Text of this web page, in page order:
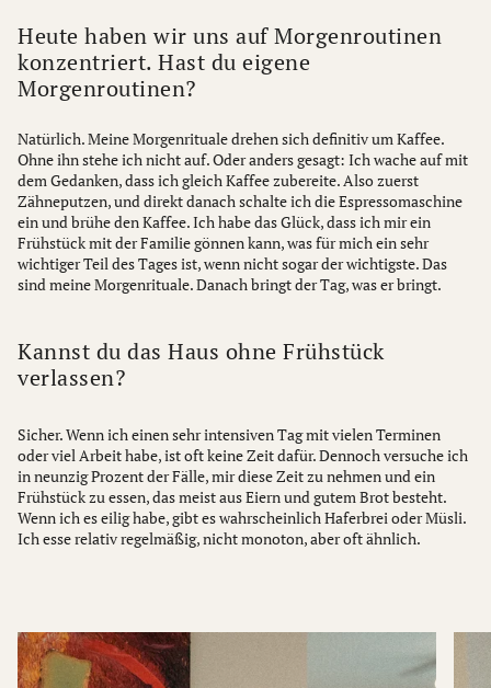
Heute haben wir uns auf Morgenroutinen
konzentriert. Hast du eigene
Morgenroutinen?
Natürlich. Meine Morgenrituale drehen sich definitiv um Kaffee.
Ohne ihn stehe ich nicht auf. Oder anders gesagt: Ich wache auf mit
dem Gedanken, dass ich gleich Kaffee zubereite. Also zuerst
Zähneputzen, und direkt danach schalte ich die Espressomaschine
ein und brühe den Kaffee. Ich habe das Glück, dass ich mir ein
Frühstück mit der Familie gönnen kann, was für mich ein sehr
wichtiger Teil des Tages ist, wenn nicht sogar der wichtigste. Das
sind meine Morgenrituale. Danach bringt der Tag, was er bringt.
Kannst du das Haus ohne Frühstück
verlassen?
Sicher. Wenn ich einen sehr intensiven Tag mit vielen Terminen
oder viel Arbeit habe, ist oft keine Zeit dafür. Dennoch versuche ich
in neunzig Prozent der Fälle, mir diese Zeit zu nehmen und ein
Frühstück zu essen, das meist aus Eiern und gutem Brot besteht.
Wenn ich es eilig habe, gibt es wahrscheinlich Haferbrei oder Müsli.
Ich esse relativ regelmäßig, nicht monoton, aber oft ähnlich.